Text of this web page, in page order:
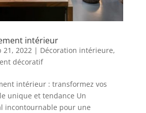
intérieur
21, 2022 | Décoration intérieure,
décoratif
intérieur : transformez vos
unique et tendance Un
incontournable pour une